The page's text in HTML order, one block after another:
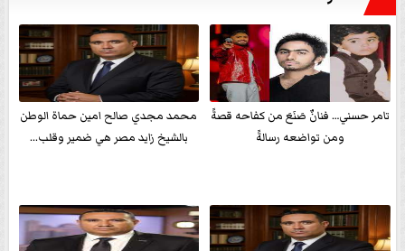
تامر حسني… فنانٌ صَنَعَ من كفاحه قصةً
ومن تواضعه رسالةً
محمد مجدي صالح امين حماة الوطن
بالشيخ زايد مصر هي ضمير وقلب...